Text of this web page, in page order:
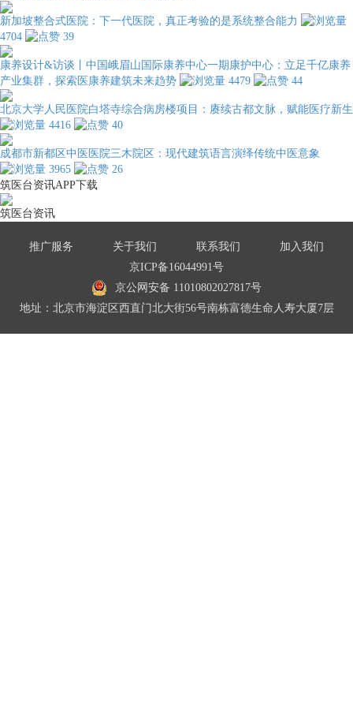
新加坡整合式医院：下一代医院，真正考验的是系统整合能力
4704
39
康养设计&访谈丨中国峨眉山国际康养中心一期康护中心：立足千亿康养
产业集群，探索医康养建筑未来趋势
4479 44
北京大学人民医院白塔寺综合病房楼项目：赓续古都文脉，赋能医疗新生
4416
40
成都市新都区中医医院三木院区：现代建筑语言演绎传统中医意象
3965
26
筑医台资讯APP下载
筑医台资讯
推广服务 关于我们 联系我们
加入我们
京ICP备16044991号
京公网安备 11010802027817号
地址：北京市海淀区西直门北大街56号南栋富德生命人寿大厦7层